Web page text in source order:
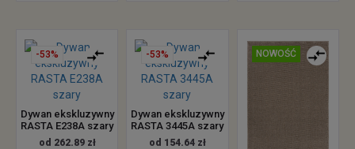
-53%
Dywan ekskluzywny
RASTA E238A szary
od 262.89 zł
-53%
Dywan ekskluzywny
RASTA 3445A szary
od 154.64 zł
NOWOŚĆ